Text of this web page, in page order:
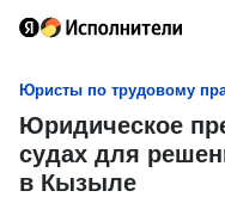
Юристы по трудовому
Юридическое
судах для
в Кызыле